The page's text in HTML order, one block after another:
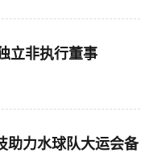
立非执行董事
力水球队大运会备